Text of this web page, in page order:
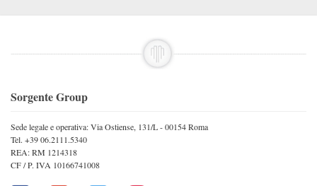
Sorgente Group
Sede legale e operativa: Via Ostiense, 131/L - 00154 Roma
Tel. +39 06.2111.5340
REA: RM 1214318
CF / P. IVA 10166741008